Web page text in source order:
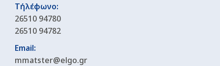
Τήλέφωνο:
26510 94780
26510 94782
Email:
mmatster@elgo.gr